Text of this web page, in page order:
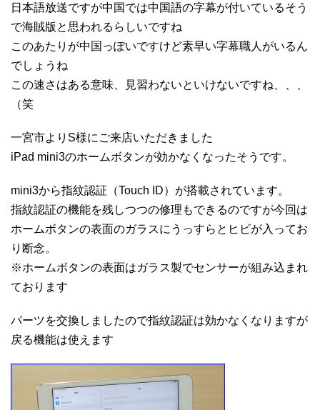
日本語放送ですが中国では中国語の字幕が付いているそう
で海賊版と思われるらしいですね
このあたりが中国っぽいですけど素早い字幕職人がいるん
でしょうね
この速さはある意味、見習わないといけないですね、、、
（笑
一宮市よりS様にご来店いただきました
iPad mini3のホームボタンが効かなくなったそうです。
mini3から指紋認証（Touch ID）が搭載されています。
指紋認証の機能を残しつつの修理もできるのですが今回は
ホームボタンの表面のガラスにうっすらとヒビが入ってお
り断念。
※ホームボタンの表面はガラス製でセンサーが組み込まれ
ております
パーツを交換しましたので指紋認証は効かなくなりますが
戻る機能は使えます